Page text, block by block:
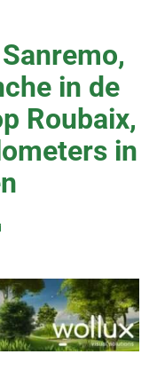
in de
Roubaix,
in